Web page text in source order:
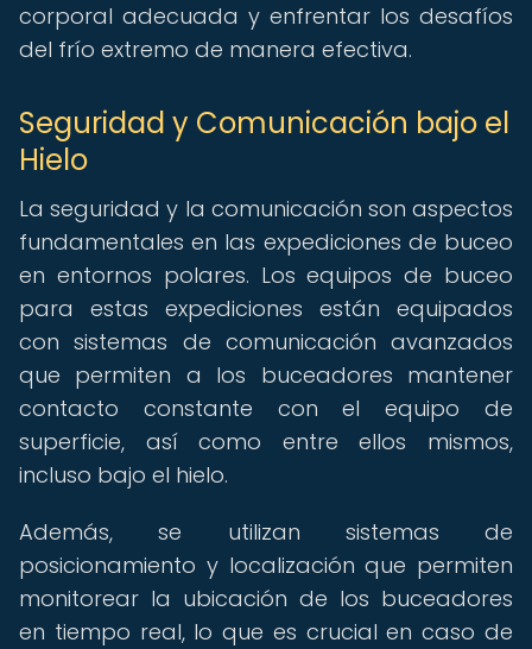
corporal adecuada y enfrentar los desafíos
del frío extremo de manera efectiva.
Seguridad y Comunicación bajo el
Hielo
La seguridad y la comunicación son aspectos
fundamentales en las expediciones de buceo
en entornos polares. Los equipos de buceo
para estas expediciones están equipados
con sistemas de comunicación avanzados
que permiten a los buceadores mantener
contacto constante con el equipo de
superficie, así como entre ellos mismos,
incluso bajo el hielo.
Además, se utilizan sistemas de
posicionamiento y localización que permiten
monitorear la ubicación de los buceadores
en tiempo real, lo que es crucial en caso de